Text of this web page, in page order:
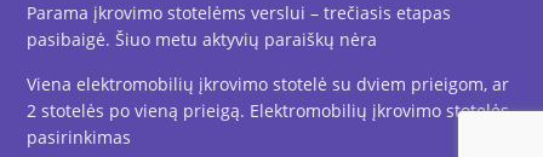
Parama įkrovimo stotelėms verslui – trečiasis etapas
pasibaigė. Šiuo metu aktyvių paraiškų nėra
Viena elektromobilių įkrovimo stotelė su dviem prieigom, ar
2 stotelės po vieną prieigą. Elektromobilių įkrovimo stotelės
pasirinkimas